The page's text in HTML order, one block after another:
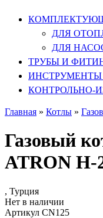
ДЛЯ
ДЛЯ
ТРУБЫ И
КОНТРОЛЬНО-
Главная » Котлы »
Газовый
ATRON H-
, Турция
Нет в наличии
Артикул CN125